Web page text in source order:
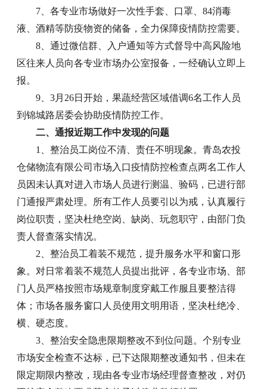
7、各专业市场做好一次性手套、口罩、84消毒
液、酒精等防疫物资的储备，全力保障疫情防控需要。
8、通过微信群、入户通知等方式督导中高风险地
区往来人员向各专业市场办公室报备，一经确认立即上
报。
9、3月26日开始，果蔬经营区域借调6名工作人员
到锦城路居委会协助疫情防控工作。
二、通报近期工作中发现的问题
1、整治员工岗位不清、责任不明现象。青岛农投
仓储物流有限公司市场入口疫情防控检查点两名工作人
员因未认真对进入市场人员进行测温、验码，已进行部
门通报严肃处理。所有工作人员要引以为戒，认真履行
岗位职责，坚决杜绝空岗、缺岗、玩忽职守，由部门负
责人督查落实情况。
2、整治员工着装不规范，提升服务水平和窗口形
象。对日常着装不规范人员提出批评，各专业市场、部
门人员严格按照市场规章制度穿戴工作服且要整洁得
体；市场各服务窗口人员使用文明用语，坚决杜绝冷、
横、硬态度。
3、整治安全隐患限期整改不到位问题。个别专业
市场安全检查不达标，已下达限期整改通知书，但未在
限定期限内整改，现由各专业市场经理督查整改，对仍